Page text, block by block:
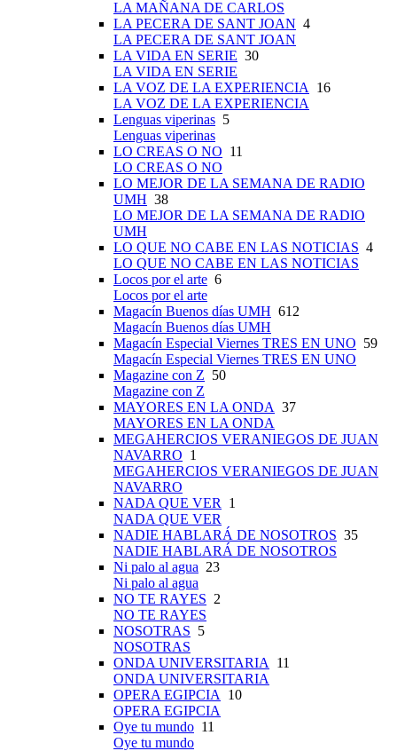
LA MAÑANA DE CARLOS
LA PECERA DE SANT JOAN 4
LA PECERA DE SANT JOAN
LA VIDA EN SERIE 30
LA VIDA EN SERIE
LA VOZ DE LA EXPERIENCIA
16
LA VOZ DE LA EXPERIENCIA
Lenguas viperinas 5
Lenguas viperinas
LO CREAS O NO 11
LO CREAS O NO
LO MEJOR DE LA SEMANA DE RADIO
UMH 38
LO MEJOR DE LA SEMANA DE RADIO
UMH
LO QUE NO CABE EN LAS NOTICIAS 4
LO QUE NO CABE EN LAS NOTICIAS
Locos por el arte 6
Locos por el arte
Magacín Buenos días UMH 612
Magacín Buenos días UMH
Magacín Especial Viernes TRES EN UNO 59
Magacín Especial Viernes TRES EN UNO
Magazine con Z 50
Magazine con Z
MAYORES EN LA ONDA 37
MAYORES EN LA ONDA
MEGAHERCIOS VERANIEGOS DE JUAN
NAVARRO 1
MEGAHERCIOS VERANIEGOS DE JUAN
NAVARRO
NADA QUE VER
1
NADA QUE VER
NADIE HABLARÁ DE NOSOTROS 35
NADIE HABLARÁ DE NOSOTROS
Ni palo al agua 23
Ni palo al agua
NO TE RAYES 2
NO TE RAYES
NOSOTRAS 5
NOSOTRAS
ONDA UNIVERSITARIA
11
ONDA UNIVERSITARIA
OPERA EGIPCIA
10
OPERA EGIPCIA
Oye tu mundo 11
Oye tu mundo